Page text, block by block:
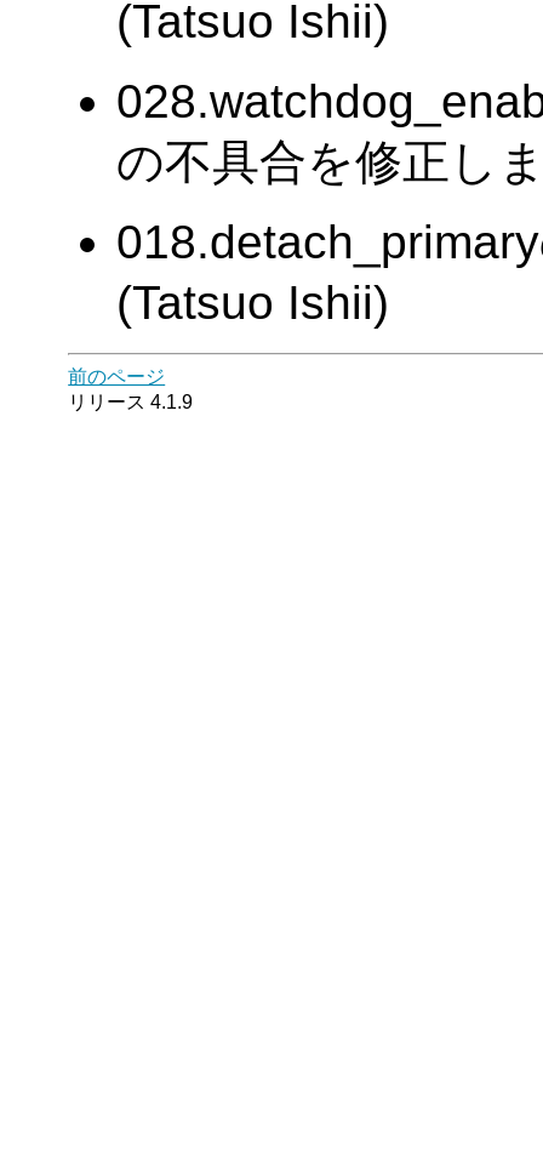
(Tatsuo Ishii)
の不具合を修正し
(Tatsuo Ishii)
前のページ
リリース 4.1.9